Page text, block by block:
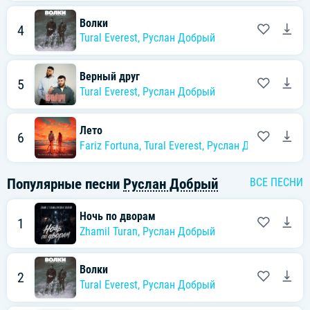
Забирать, забирать
Волки мы в ночных лесах
Нагоняем на всех страх
Волки мы в ночных лесах
4
Волки
Tural Everest, Руслан Добрый
5
Верный друг
Tural Everest, Руслан Добрый
6
Лето
Fariz Fortuna, Tural Everest, Руслан Добрый
Популярные песни Руслан Добрый ВСЕ ПЕСНИ
1
Ночь по дворам
Zhamil Turan, Руслан Добрый
2
Волки
Tural Everest, Руслан Добрый